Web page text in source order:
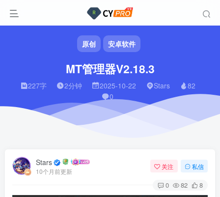
原创 安卓软件
MT管理器V2.18.3
227字 2分钟 2025-10-22 Stars
82
0
Stars
10个月前更新
关注 私信
0 82 8